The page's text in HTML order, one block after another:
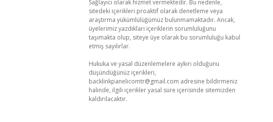
Sağlayıcı olarak hizmet vermektedir. Bu nedenle,
sitedeki içerikleri proaktif olarak denetleme veya
araştırma yükümlülüğümüz bulunmamaktadır. Ancak,
üyelerimiz yazdıkları içeriklerin sorumluluğunu
taşımakta olup, siteye üye olarak bu sorumluluğu kabul
etmiş sayılırlar.
Hukuka ve yasal düzenlemelere aykırı olduğunu
düşündüğünüz içerikleri,
backlinkpanelicomtr@gmail.com adresine bildirmeniz
halinde, ilgili içerikler yasal süre içerisinde sitemizden
kaldırılacaktır.